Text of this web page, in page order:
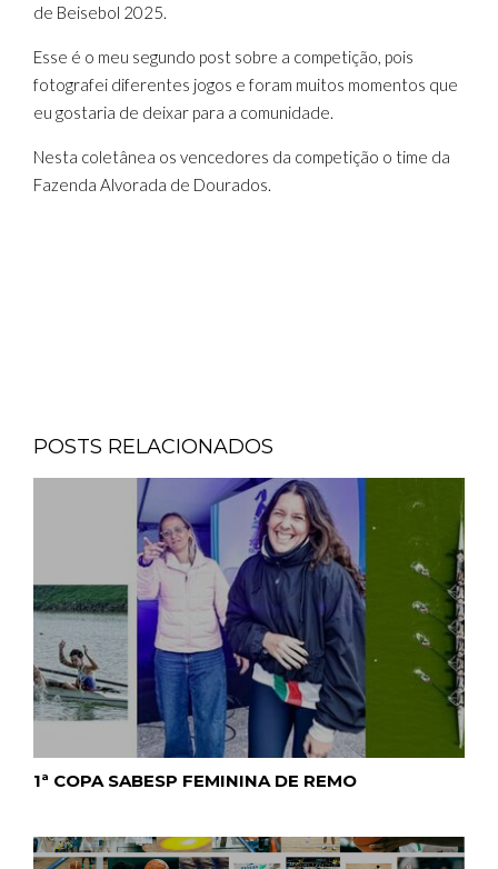
de Beisebol 2025.
Esse é o meu segundo post sobre a competição, pois
fotografei diferentes jogos e foram muitos momentos que
eu gostaria de deixar para a comunidade.
Nesta coletânea os vencedores da competição o time da
Fazenda Alvorada de Dourados.
POSTS RELACIONADOS
1ª COPA SABESP FEMININA DE REMO